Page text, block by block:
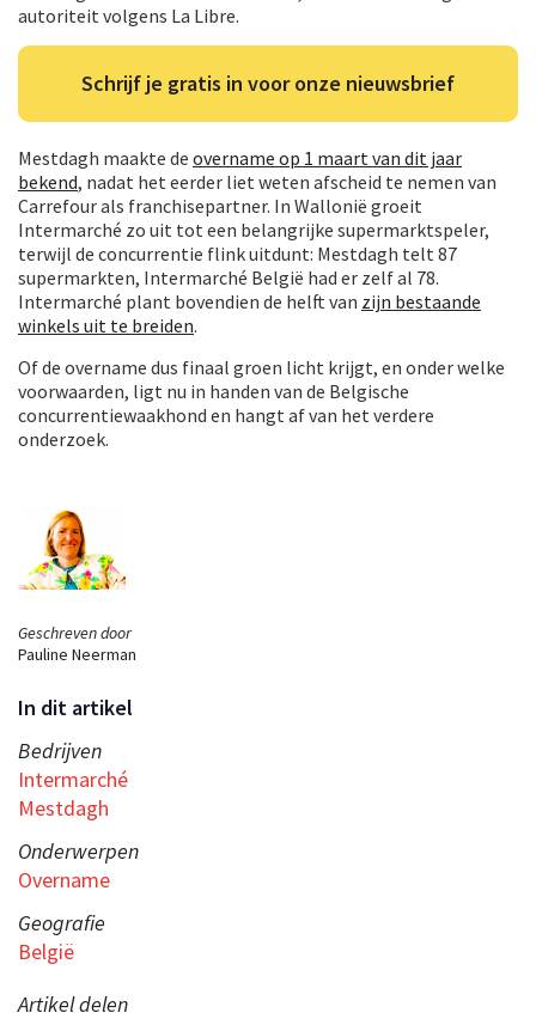
Geschreven door
Pauline Neerman
In dit artikel
Bedrijven
Intermarché
Mestdagh
Onderwerpen
Overname
Geografie
België
Artikel delen
autoriteit volgens La Libre.
Schrijf je gratis in voor onze nieuwsbrief
Mestdagh maakte de overname op 1 maart van dit jaar
bekend, nadat het eerder liet weten afscheid te nemen van
Carrefour als franchisepartner. In Wallonië groeit
Intermarché zo uit tot een belangrijke supermarktspeler,
terwijl de concurrentie flink uitdunt: Mestdagh telt 87
supermarkten, Intermarché België had er zelf al 78.
Intermarché plant bovendien de helft van zijn bestaande
winkels uit te breiden.
Of de overname dus finaal groen licht krijgt, en onder welke
voorwaarden, ligt nu in handen van de Belgische
concurrentiewaakhond en hangt af van het verdere
onderzoek.